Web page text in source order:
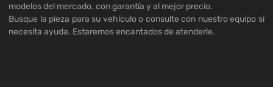
modelos del mercado. con garantía y al mejor precio.
Busque la pieza para su vehículo o consulte con nuestro equipo si
necesita ayuda. Estaremos encantados de atenderle.